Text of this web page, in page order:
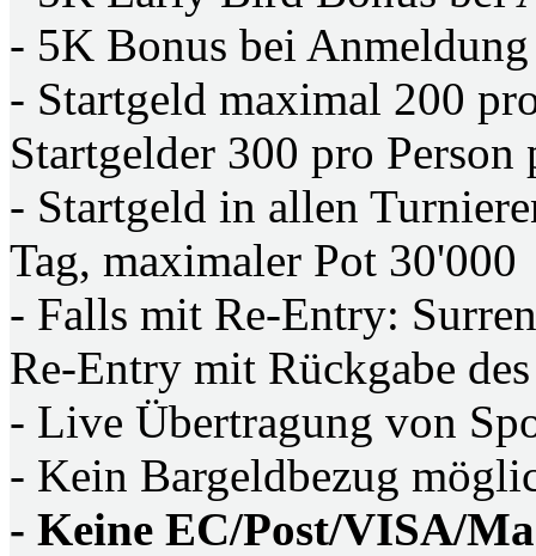
- 5K Bonus bei
- Startgeld maximal 200
Startgelder 300 pro
- Startgeld in allen
Tag, maximaler Pot 30'000
- Falls mit Re-Entry:
Re-Entry mit Rückgabe
- Live Übertragung von
- Kein Bargeldbezug
- Keine EC/Post/VISA/